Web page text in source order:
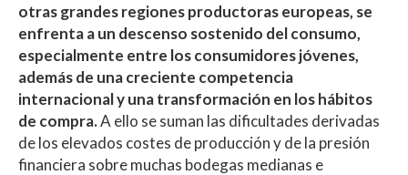
otras grandes regiones productoras europeas, se
enfrenta a un descenso sostenido del consumo,
especialmente entre los consumidores jóvenes,
además de una creciente competencia
internacional y una transformación en los hábitos
de compra.A ello se suman las dificultades derivadas
de los elevados costes de producción y de la presión
financiera sobre muchas bodegas medianas e